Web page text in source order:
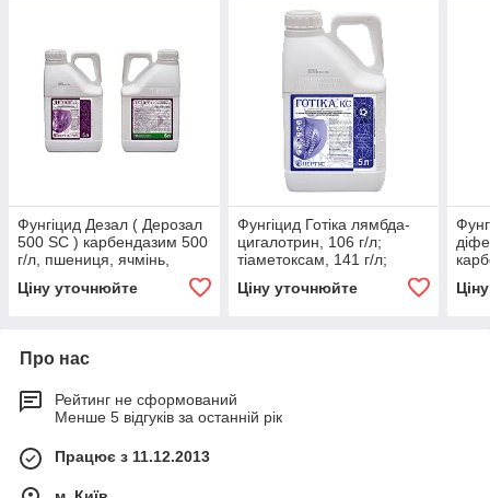
Фунгіцид Дезал ( Дерозал
500 SC ) карбендазим 500
г/л, пшениця, ячмінь,
Ціну уточнюйте
Фунгіцид Готіка лямбда-
цигалотрин, 106 г/л;
тіаметоксам, 141 г/л;
пшениця, ячмінь, овочеві
та плодово ягідні
Ціну уточнюйте
Про нас
Рейтинг не сформований
Менше 5 відгуків за останній рік
Працює з 11.12.2013